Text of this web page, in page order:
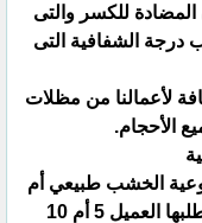
للكسر والتى
الشفافية ‏التى
لأعمالنا من مظلات
الأحجام.‏
الخشب طبيعي أم
صناعي بالإضافة لفترة الضمان التى يطلبها العميل 5 أم ‏‏10